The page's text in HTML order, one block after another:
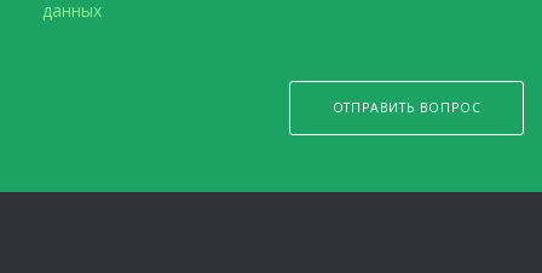
данных
ОТПРАВИТЬ ВОПРОС